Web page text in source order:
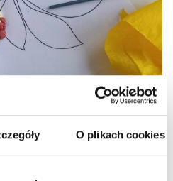
O plikach cookies